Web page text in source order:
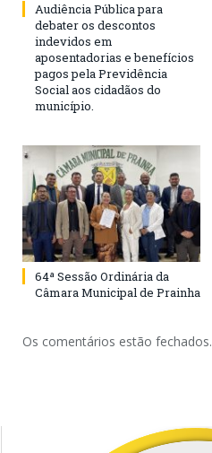
Audiência Pública para
debater os descontos
indevidos em
aposentadorias e benefícios
pagos pela Previdência
Social aos cidadãos do
município.
64ª Sessão Ordinária da
Câmara Municipal de Prainha
Os comentários estão fechados.